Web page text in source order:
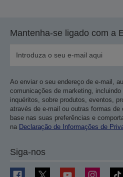
Mantenha-se ligado com a
Ao enviar o seu endereço de e-mail,
comunicações de marketing,
inquéritos, sobre produtos, eventos,
através de e-mail ou outras formas
base nas suas preferências e
na Declaração de Informações de
Siga-nos